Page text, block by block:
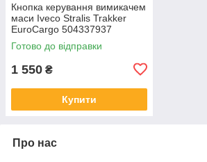
Кнопка керування вимикачем
маси Iveco Stralis Trakker
EuroCargo 504337937
Готово до відправки
1 550 ₴
Купити
Про нас